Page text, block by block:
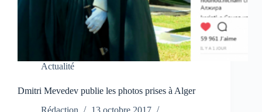
Actualité
Dmitri Mevedev publie les photos prises à Alger